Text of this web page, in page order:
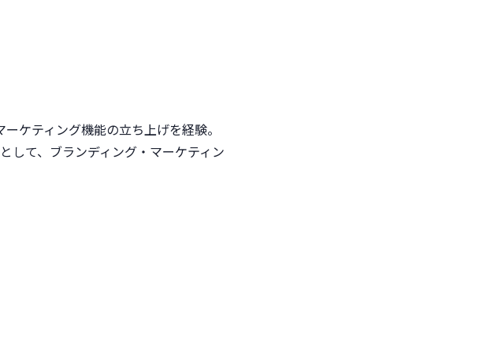
ケティング機能の立ち上げを経験。
して、ブランディング・マーケティン